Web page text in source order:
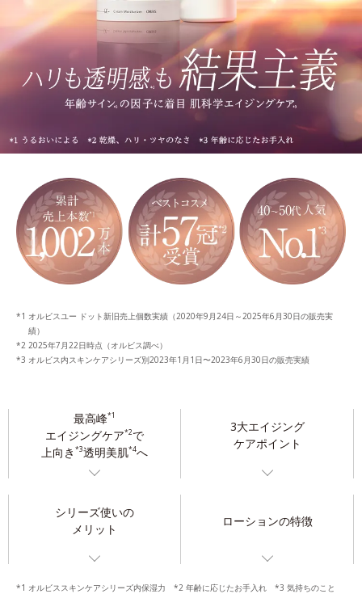
オルビスユー ドット新旧売上個数実績（2020年9月24日～2025年6月30日の販売実
績）
2025年7月22日時点（オルビス調べ）
オルビス内スキンケアシリーズ別2023年1月1日〜2023年6月30日の販売実績
最高峰*1
エイジングケア*2で
上向き *3透明美肌*4へ
3大エイジング
ケアポイント
シリーズ使いの
メリット
ローションの特徴
*1 オルビススキンケアシリーズ内保湿力 *2 年齢に応じたお手入れ *3 気持ちのこと